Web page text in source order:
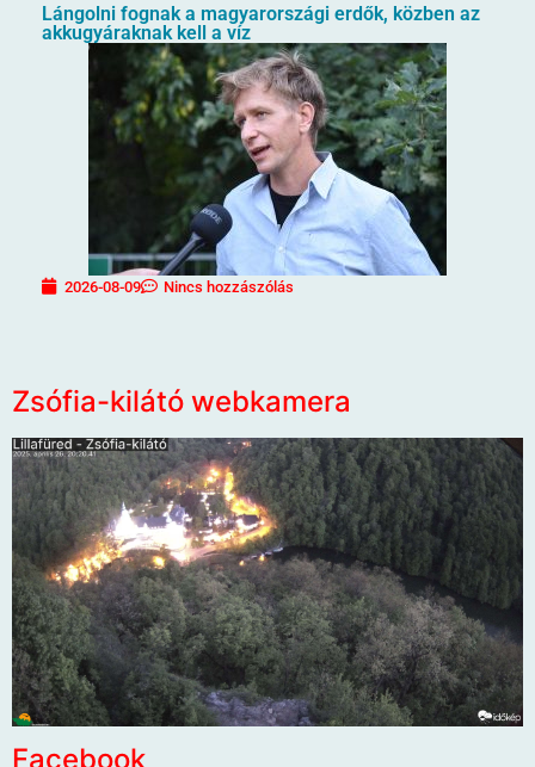
Lángolni fognak a magyarországi erdők, közben az
akkugyáraknak kell a víz
2026-08-09 Nincs hozzászólás
Zsófia-kilátó webkamera
Facebook